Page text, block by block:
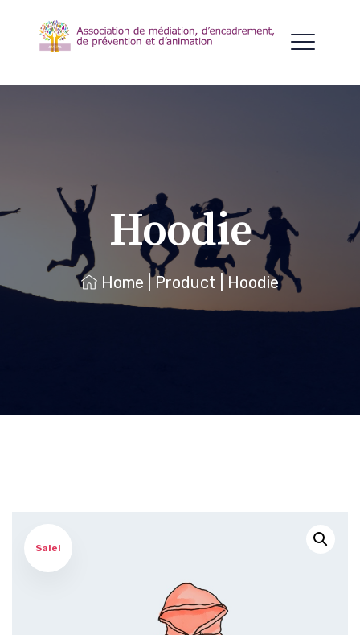
Hoodie
Home | Product Hoodie
Sale!